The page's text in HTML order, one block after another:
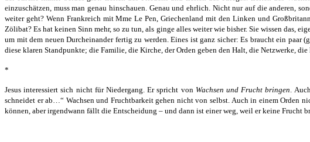
einzuschätzen, muss man genau hinschauen. Genau und ehrlich. Nicht nur auf die anderen,
weiter geht? Wenn Frankreich mit Mme Le Pen, Griechenland mit den Linken und
Zölibat? Es hat keinen Sinn mehr, so zu tun, als ginge alles weiter wie bisher. Sie wissen das,
um mit dem neuen Durcheinander fertig zu werden. Eines ist ganz sicher: Es braucht ein paar
diese klaren Standpunkte; die Familie, die Kirche, der Orden geben den Halt, die Netzwerke,
*
Jesus interessiert sich nicht für Niedergang. Er spricht von Wachsen und Frucht bringen.
schneidet er ab…“ Wachsen und Fruchtbarkeit gehen nicht von selbst. Auch in einem Orden
können, aber irgendwann fällt die Entscheidung – und dann ist einer weg, weil er keine Frucht